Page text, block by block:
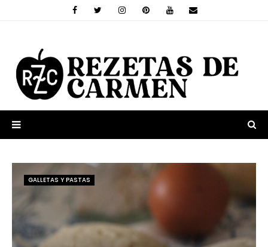
GALLETAS Y PASTAS